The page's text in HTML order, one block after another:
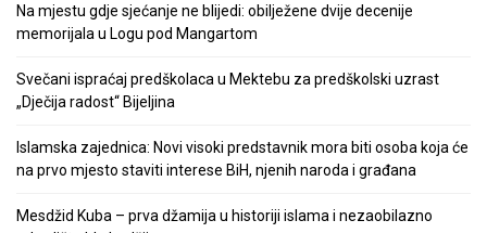
Na mjestu gdje sjećanje ne blijedi: obilježene dvije decenije
memorijala u Logu pod Mangartom
Svečani ispraćaj predškolaca u Mektebu za predškolski uzrast
„Dječija radost“ Bijeljina
Islamska zajednica: Novi visoki predstavnik mora biti osoba koja će
na prvo mjesto staviti interese BiH, njenih naroda i građana
Mesdžid Kuba – prva džamija u historiji islama i nezaobilazno